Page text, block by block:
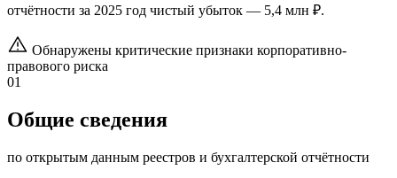
отчётности за 2025 год чистый убыток — 5,4 млн ₽.
Обнаружены критические признаки корпоративно-
правового риска
01
Общие сведения
по открытым данным реестров и бухгалтерской отчётности